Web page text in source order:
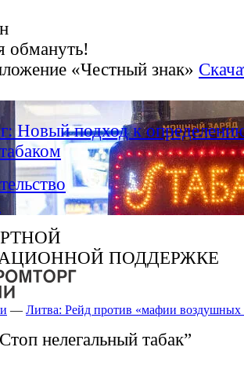
обмануть!
«Честный знак»
Новый подход к
ПОДДЕРЖКЕ
— Литва: Рейд против «мафии воздушных
нелегальный табак”